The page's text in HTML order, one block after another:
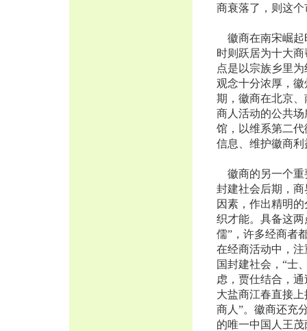
商衰落了，则这
徽商在南宋崛起
时则跃居为十大
点是以宗族乡里
观念十分浓厚，
期，徽商在北京
商人活动的公共
馆，以维系第二
信息、维护徽商
徽商的另一个重
封建社会后期，
因素，作出精明
织才能。具备这
儒”，许多经商者
在经商活动中，
国封建社会，“士
虑，贾仕结合，
大盐商江春直接
商人”。徽商还充
的唯一中国人王